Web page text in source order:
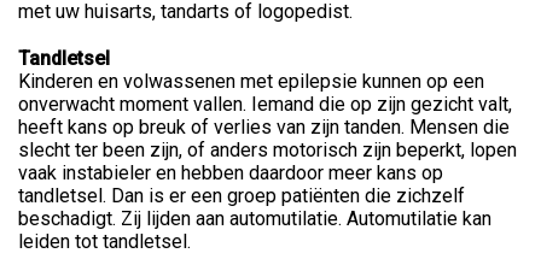
met uw huisarts, tandarts of logopedist.
Tandletsel
Kinderen en volwassenen met epilepsie kunnen op een
onverwacht moment vallen. Iemand die op zijn gezicht valt,
heeft kans op breuk of verlies van zijn tanden. Mensen die
slecht ter been zijn, of anders motorisch zijn beperkt, lopen
vaak instabieler en hebben daardoor meer kans op
tandletsel. Dan is er een groep patiënten die zichzelf
beschadigt. Zij lijden aan automutilatie. Automutilatie kan
leiden tot tandletsel.